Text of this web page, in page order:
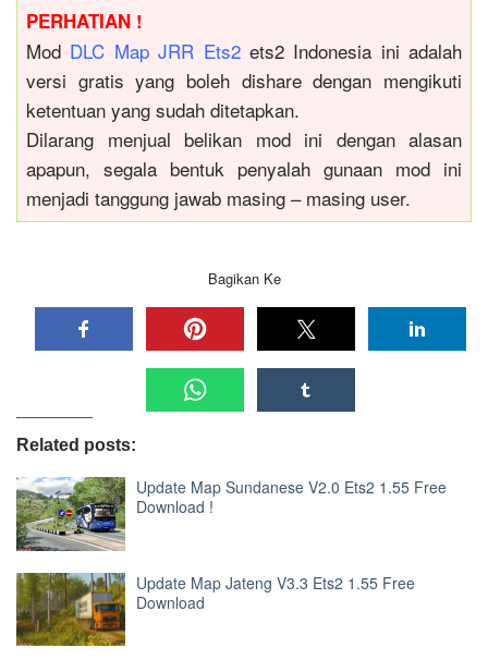
PERHATIAN !
Mod DLC Map JRR Ets2ets2 Indonesia ini adalah
versi gratis yang boleh dishare dengan mengikuti
ketentuan yang sudah ditetapkan.
Dilarang menjual belikan mod ini dengan alasan
apapun, segala bentuk penyalah gunaan mod ini
menjadi tanggung jawab masing – masing user.
Bagikan Ke
Related posts:
Update Map Sundanese V2.0 Ets2 1.55 Free
Download !
Update Map Jateng V3.3 Ets2 1.55 Free
Download